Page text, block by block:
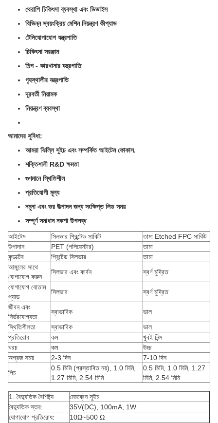
থেরাপি চিকিৎসা ব্যবস্থা এবং ডিভাইস
বিভিন্ন স্বয়ংক্রিয় মেশিন নিয়ন্ত্রণ কীপ্যাড
টেলিযোগাযোগ যন্ত্রপাতি
চিকিৎসা সরঞ্জাম
শিল্প - কারখানার যন্ত্রপাতি
গৃহস্থালীর যন্ত্রপাতি
দূরবর্তী নিয়ামক
নিয়ন্ত্রণ ব্যবস্থা
আমাদের সুবিধা:
আমরা ঝিল্লি সুইচ এবং সম্পর্কিত আইটেম ফোকাস.
শক্তিশালী R&D ক্ষমতা
গুণমানে স্থিতিশীল
প্রতিযোগী মূল্য
নমুনা এবং ভর উত্পাদন জন্য সংক্ষিপ্ত লিড সময়
সম্পূর্ণ সমাধান নকশা উপলব্ধ
আইটেম
সিলভার প্রিন্টেড সার্কিট
তামা Etched FPC সার্কিট
উপাদান
PET (পলিয়েস্টার)
তামা
কন্ডাক্টর
প্রিন্টেড সিলভার
তামা
আঙ্গুলের সাথে
যোগাযোগ করুন
সিলভার এবং কার্বন
স্বর্ণ মুদ্রিত
যোগাযোগ বোতাম
প্যাড
সিলভার
স্বর্ণ মুদ্রিত
জীবন এবং
নির্ভরযোগ্যতা
স্বাভাবিক
ভাল
স্থিতিশীলতা
স্বাভাবিক
ভাল
প্রতিরোধ
কম
খুবই নিন্ম
খরচ
কম
উচ্চ
অগ্রজ সময়
2-3 দিন
7-10 দিন
পিচ
0.5 মিমি (প্রস্তাবিত নয়), 1.0 মিমি,
1.27 মিমি, 2.54 মিমি
0.5 মিমি, 1.0 মিমি, 1.27
মিমি, 2.54 মিমি
1. বৈদ্যুতিক বৈশিষ্ট্য
মেমব্রেন সুইচ
বৈদ্যুতিক স্তর:
35V(DC), 100mA, 1W
যোগাযোগ প্রতিরোধ:
10Ω~500 Ω